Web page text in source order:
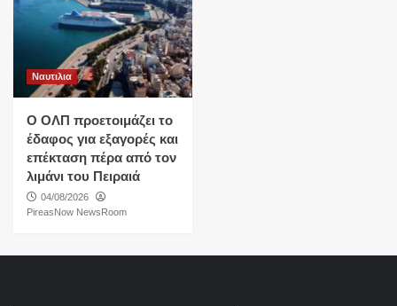
Ναυτιλια
O ΟΛΠ προετοιμάζει το
έδαφος για εξαγορές και
επέκταση πέρα από τον
λιμάνι του Πειραιά
04/08/2026
PireasNow NewsRoom